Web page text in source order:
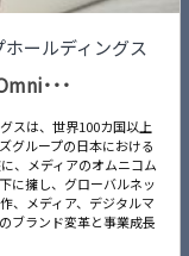
ールディングス
･･･
スは、世界100カ国以上
グループの日本における
、メディアのオムニコム
に擁し、グローバルネッ
、メディア、デジタルマ
ブランド変革と事業成長